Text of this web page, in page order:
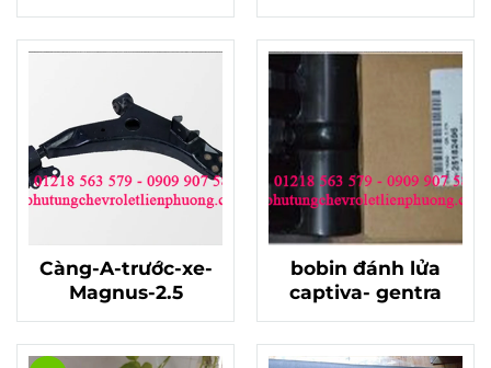
Càng-A-trước-xe-
Magnus-2.5
bobin đánh lửa
captiva- gentra